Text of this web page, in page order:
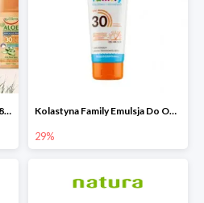
Ochrona przeciwsłoneczna -38% Kolastyna Family Emulsja Do Opalania
29%